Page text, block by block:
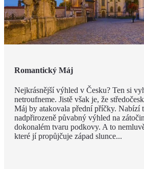
Romantický Máj
Nejkrásnější výhled v Česku? Ten si
netroufneme. Jistě však je, že
Máj by atakovala přední příčky. Nabízí
nadpřirozeně půvabný výhled na
dokonalém tvaru podkovy. A to
které jí propůjčuje západ slunce...